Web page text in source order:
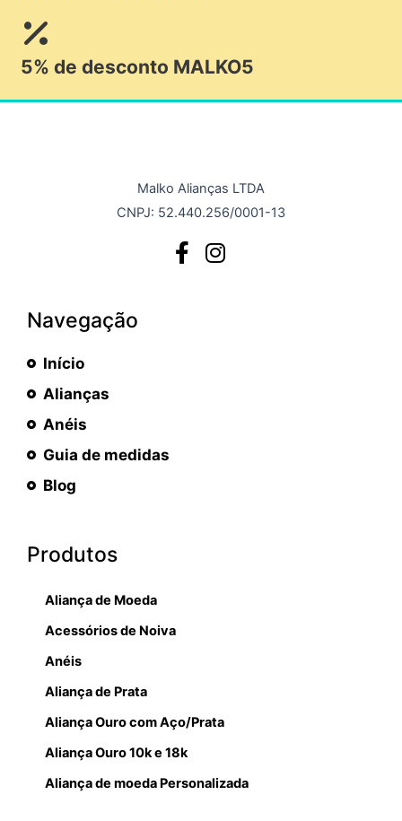
5% de desconto MALKO5
Malko Alianças LTDA
CNPJ: 52.440.256/0001-13
Navegação
Início
Alianças
Anéis
Guia de medidas
Blog
Produtos
Aliança de Moeda
Acessórios de Noiva
Anéis
Aliança de Prata
Aliança Ouro com Aço/Prata
Aliança Ouro 10k e 18k
Aliança de moeda Personalizada